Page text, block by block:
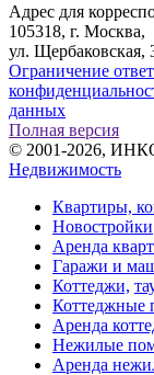
Адрес для
105318, г. Москва,
ул. Щербаковская,
Ограничение
данных
Полная версия
© 2001-2026,
Недвижимость
Квартиры,
Новостройки
Аренда
Гаражи и
Коттеджи,
Коттеджные
Аренда
Нежилые
Аренда